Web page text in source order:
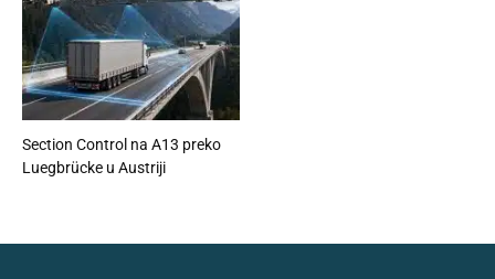
Section Control na A13 preko
Luegbrücke u Austriji